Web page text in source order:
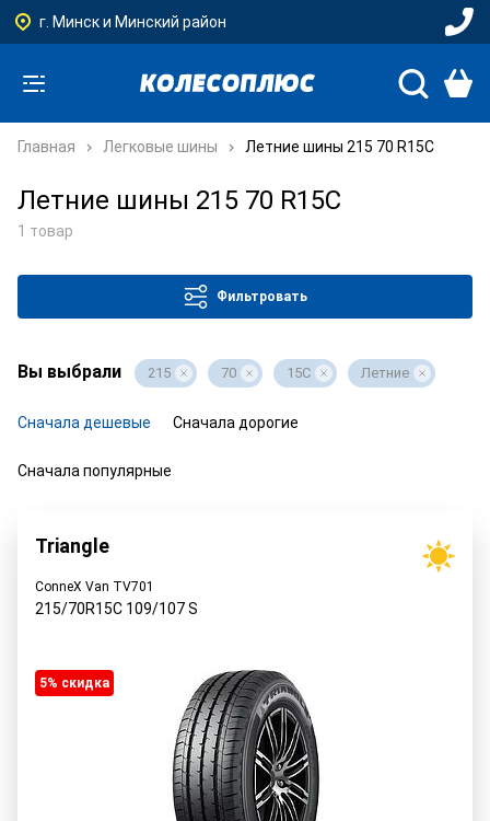
г. Минск и Минский район
Главная Легковые шины Летние шины 215 70 R15C
Летние шины 215 70 R15C
1 товар
Фильтровать
Вы выбрали 215 70 15C Летние
Сначала дешевые Сначала дорогие
Сначала популярные
Triangle
ConneX Van TV701
215/70R15C 109/107S
5% cкидка